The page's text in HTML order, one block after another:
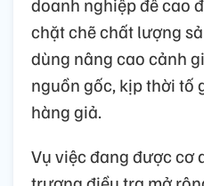
doanh nghiệp đề cao
chặt chẽ chất lượng
dùng nâng cao cảnh
nguồn gốc, kịp thời tố
hàng giả.
Vụ việc đang được cơ